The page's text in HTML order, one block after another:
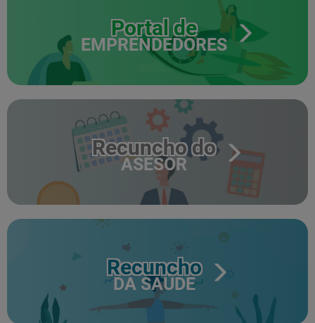
Portal de
EMPRENDEDORES
Recuncho do
ASESOR
Recuncho
DA SAÚDE